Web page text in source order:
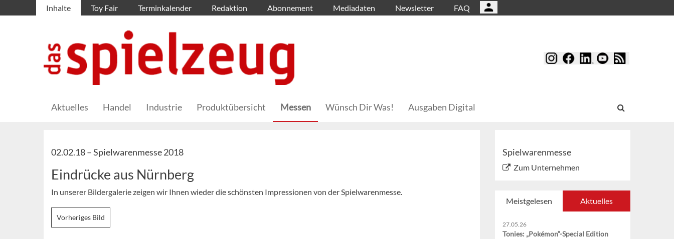
Inhalte Toy Fair Terminkalender Redaktion Abonnement Mediadaten Newsletter FAQ
Aktuelles Handel Industrie Produktübersicht Messen Wünsch Dir Was! Ausgaben Digital
02.02.18 –Spielwarenmesse 2018
Eindrücke aus Nürnberg
In unserer Bildergalerie zeigen wir Ihnen wieder die schönsten Impressionen von der Spielwarenmesse.
Vorheriges Bild
Spielwarenmesse
Zum Unternehmen
Meistgelesen Aktuelles
27.05.26
Tonies: „Pokémon“-Special Edition